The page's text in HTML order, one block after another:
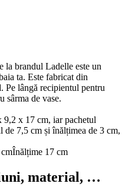
la brandul Ladelle este un
ta. Este fabricat din
Pe lângă recipientul pentru
sârma de vase.
x 17 cm, iar pachetul
de 7,5 cm și înălțimea de 3 cm,
Înălțime 17 cm
material, …